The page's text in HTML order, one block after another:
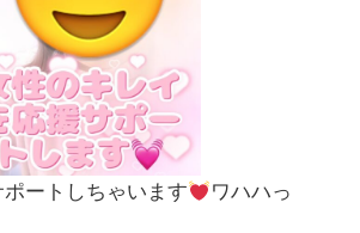
ートしちゃいます ワハハっ